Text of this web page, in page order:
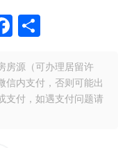
F
c
e
房源（可办理居留许
信内支付，否则可能出
支付，如遇支付问题请